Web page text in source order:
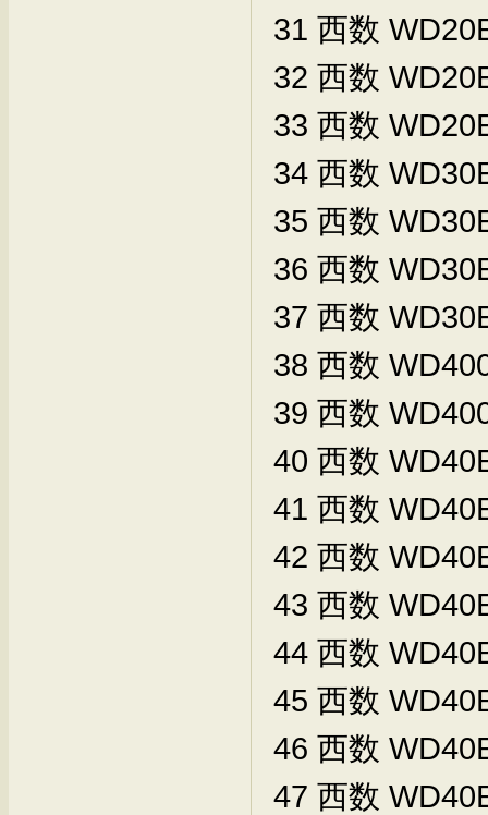
31 西数
32 西数
33 西数
34 西数
35 西数
36 西数
37 西数
38 西数
39 西数
40 西数
41 西数
42 西数
43 西数
44 西数
45 西数
46 西数
47 西数